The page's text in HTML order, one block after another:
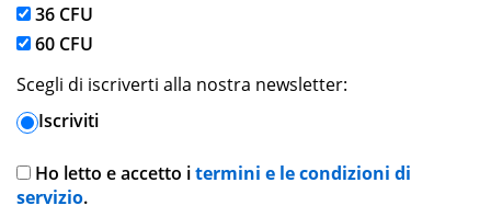
36 CFU
60 CFU
Scegli di iscriverti alla nostra newsletter:
Iscriviti
Ho letto e accetto itermini e le condizioni di
servizio.